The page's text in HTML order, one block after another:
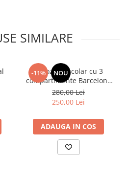
SIMILARE
-11% NOU
Ghiozdan școlar cu 3
compartimente Barcelona
AB340 Astrabag
albastru/rosu
280,00 Lei
250,00 Lei
ADAUGA IN COS